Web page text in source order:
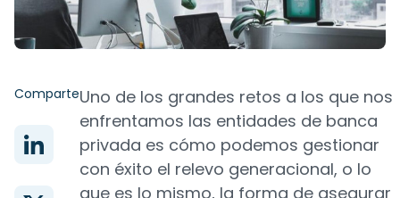
ComparteUno de los grandes retos a los que nos
enfrentamos las entidades de banca
privada es cómo podemos gestionar
con éxito el relevo generacional, o lo
que es lo mismo, la forma de asegurar